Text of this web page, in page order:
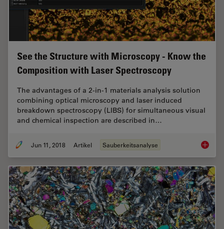
See the Structure with Microscopy - Know the
Composition with Laser Spectroscopy
The advantages of a 2-in-1 materials analysis solution
combining optical microscopy and laser induced
breakdown spectroscopy (LIBS) for simultaneous visual
and chemical inspection are described in…
Jun 11, 2018 Artikel Sauberkeitsanalyse See